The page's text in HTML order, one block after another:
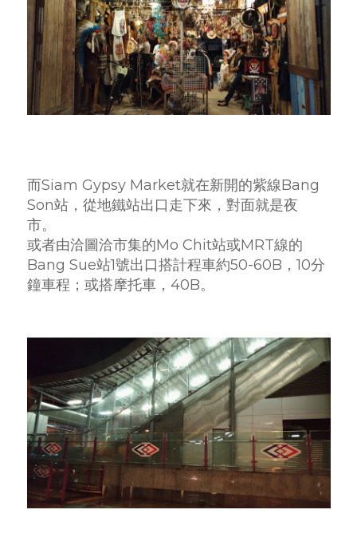
而Siam Gypsy Market就在新開的紫線Bang
Son站，從地鐵站出口走下來，對面就是夜
市。
或者由洽圖洽市集的Mo Chit站或MRT線的
Bang Sue站1號出口搭計程車約50-60B，10分
鐘車程；或搭摩托車，40B。